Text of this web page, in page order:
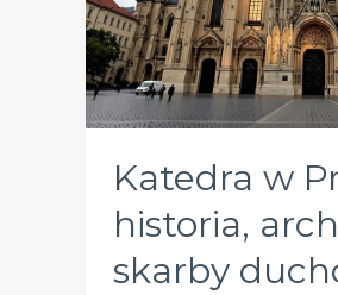
Katedra w
historia,
skarby